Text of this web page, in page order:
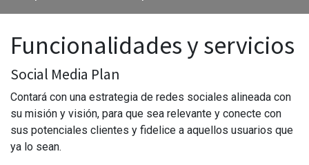
Funcionalidades y servicios
Social Media Plan
Contará con una estrategia de redes sociales alineada con
su misión y visión, para que sea relevante y conecte con
sus potenciales clientes y fidelice a aquellos usuarios que
ya lo sean.